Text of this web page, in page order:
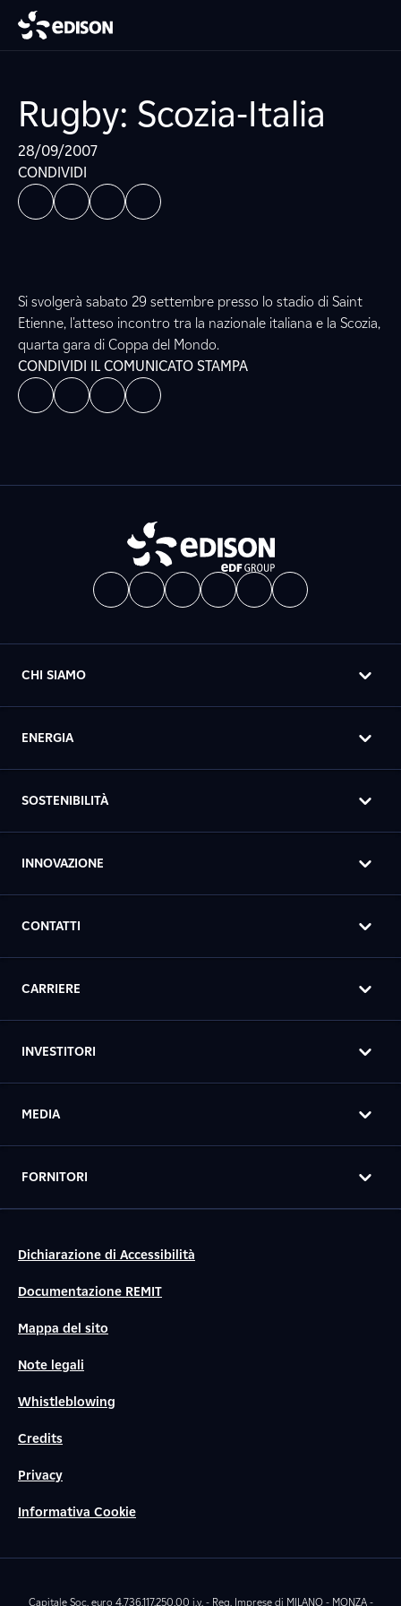
Rugby: Scozia-Italia
28/09/2007
CONDIVIDI
Si svolgerà sabato 29 settembre presso lo stadio di Saint
Etienne, l'atteso incontro tra la nazionale italiana e la Scozia,
quarta gara di Coppa del Mondo.
CONDIVIDI IL COMUNICATO STAMPA
CHI SIAMO
ENERGIA
SOSTENIBILITÀ
INNOVAZIONE
CONTATTI
CARRIERE
INVESTITORI
MEDIA
FORNITORI
Dichiarazione di Accessibilità
Documentazione REMIT
Mappa del sito
Note legali
Whistleblowing
Credits
Privacy
Informativa Cookie
Capitale Soc. euro 4.736.117.250,00 i.v. - Reg. Imprese di MILANO - MONZA -